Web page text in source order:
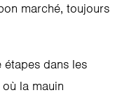
marché, toujours
étapes dans les
la mauin